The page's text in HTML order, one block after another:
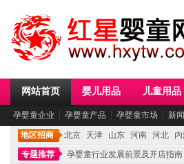
网站首页 婴儿用品 儿童用品
孕婴童企业 ┆ 孕婴童产品 ┆ 孕婴童市场 ┆ 新
地区招商 北京 天津 山东 河南 河北
专题推荐
孕婴童行业发展前景及开店指南